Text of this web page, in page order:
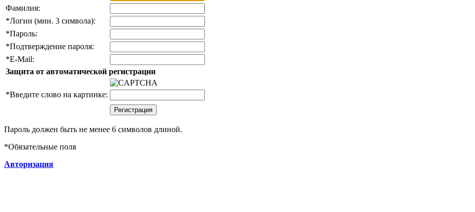
Фамилия:
*Логин (мин. 3 символа):
*Пароль:
*Подтверждение пароля:
*E-Mail:
Защита от автоматической регистрации
*Введите слово на картинке:
Пароль должен быть не менее 6 символов длиной.
*Обязательные поля
Авторизация